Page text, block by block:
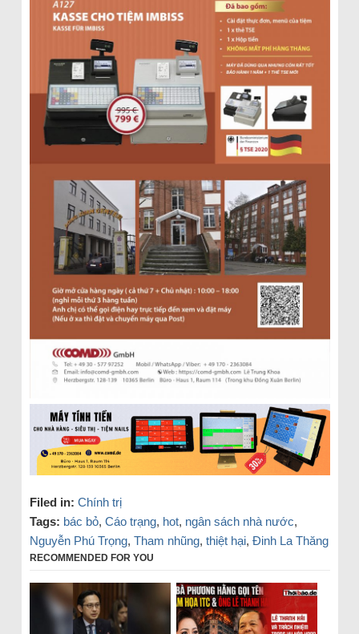
Filed in: Chính trị
Tags: bác bỏ, Cáo trạng, hot, ngân sách nhà nước,
Nguyễn Phú Trọng, Tham nhũng, thiệt hại, Đinh La Thăng
RECOMMENDED FOR YOU